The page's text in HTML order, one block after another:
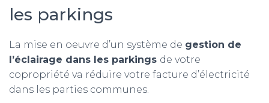
les parkings
La mise en oeuvre d’un système de gestion de
l’éclairage dans les parkings de votre
copropriété va réduire votre facture d’électricité
dans les parties communes.